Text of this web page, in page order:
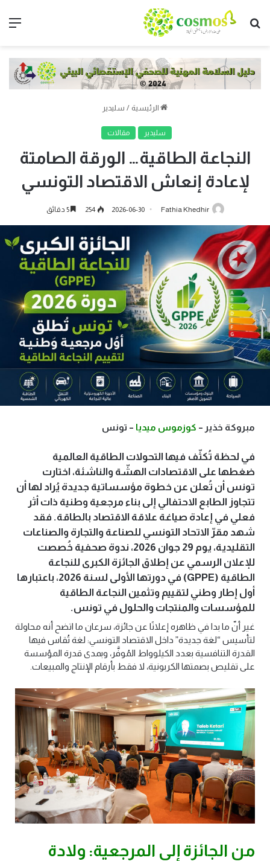
الرئيسية / سليدير
سليدير مقالات
النجاعة الطاقية… الورقة الصامتة
لإعادة إنعاش الاقتصاد التونسي
Fathia Khedhir
2026-06-30
254 5 دقائق
مبروكة خذير – كوزموس ميديا – تونس
في لحظة تُكثّف فيها التحولات الطاقية العالمية
ضغطها على الاقتصادات الهشّة والناشئة، اختارت
تونس أن تُعلن عن خطوة مؤسساتية جديدة يُراد لها أن
تتجاوز الطابع الاحتفالي إلى بناء مرجعية وطنية ذات أثر
فعلي في إعادة صياغة علاقة الاقتصاد بالطاقة. فقد
شهد مقرّ الاتحاد التونسي للصناعة والتجارة والصناعات
التقليدية، يوم 29 جوان 2026، ندوة صحفية خُصصت
للإعلان الرسمي عن إطلاق الجائزة الكبرى للنجاعة
الطاقية (GPPE)
في دورتها الأولى لسنة 2026، باعتبارها
أول إطار وطني لتقييم وتثمين النجاعة الطاقية
للمؤسسات والمنتجات والحلول في تونس.
غير أنّ ما بدا في ظاهره إعلانًا عن جائزة، سرعان ما اتضح أنه محاولة
لتأسيس “لغة جديدة” داخل الاقتصاد التونسي: لغة تُقاس فيها
القدرة التنافسية بعدد الكيلوواط المُوفَّر، وبمدى قدرة المؤسسة
على تقليص بصمتها الكربونية، لا فقط بأرقام الإنتاج والمبيعات.
من الجائزة إلى المرجعية: ولادة